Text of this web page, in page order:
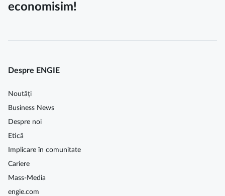
economisim!
Despre ENGIE
Noutăți
Business News
Despre noi
Etică
Implicare în comunitate
Cariere
Mass-Media
engie.com